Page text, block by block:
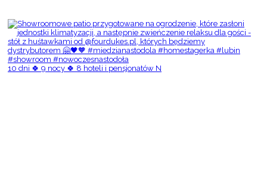
10 dni 🍀 9 nocy 🍀 8 hoteli i pensjonatów N